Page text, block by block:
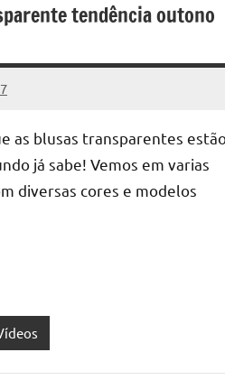
tendência outono
as blusas transparentes
já sabe! Vemos em varias
diversas cores e modelos